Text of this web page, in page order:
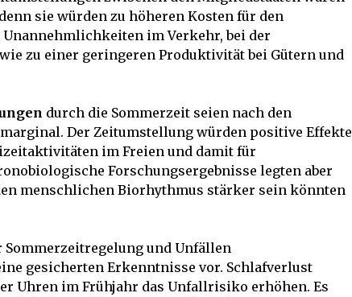
sie würden zu höheren Kosten für den
im Verkehr, bei der
zu einer geringeren Produktivität bei Gütern und
durch die Sommerzeit seien nach den
Der Zeitumstellung würden positive Effekte
im Freien und damit für
Forschungsergebnisse legten aber
menschlichen Biorhythmus stärker sein könnten
und Unfällen
gesicherten Erkenntnisse vor. Schlafverlust
Uhren im Frühjahr das Unfallrisiko erhöhen. Es